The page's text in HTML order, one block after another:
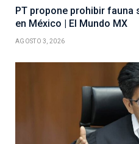
PT propone prohibir
en México | El Mundo MX
AGOSTO 3, 2026